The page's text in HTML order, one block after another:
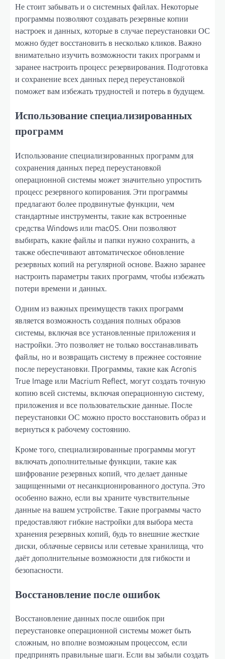
Не стоит забывать и о системных файлах. Некоторые
программы позволяют создавать резервные копии
настроек и данных, которые в случае переустановки ОС
можно будет восстановить в несколько кликов. Важно
внимательно изучить возможности таких программ и
заранее настроить процесс резервирования. Подготовка
и сохранение всех данных перед переустановкой
поможет вам избежать трудностей и потерь в будущем.
Использование специализированных
программ
Использование специализированных программ для
сохранения данных перед переустановкой
операционной системы может значительно упростить
процесс резервного копирования. Эти программы
предлагают более продвинутые функции, чем
стандартные инструменты, такие как встроенные
средства Windows или macOS. Они позволяют
выбирать, какие файлы и папки нужно сохранить, а
также обеспечивают автоматическое обновление
резервных копий на регулярной основе. Важно заранее
настроить параметры таких программ, чтобы избежать
потери времени и данных.
Одним из важных преимуществ таких программ
является возможность создания полных образов
системы, включая все установленные приложения и
настройки. Это позволяет не только восстанавливать
файлы, но и возвращать систему в прежнее состояние
после переустановки. Программы, такие как Acronis
True Image или Macrium Reflect, могут создать точную
копию всей системы, включая операционную систему,
приложения и все пользовательские данные. После
переустановки ОС можно просто восстановить образ и
вернуться к рабочему состоянию.
Кроме того, специализированные программы могут
включать дополнительные функции, такие как
шифрование резервных копий, что делает данные
защищенными от несанкционированного доступа. Это
особенно важно, если вы храните чувствительные
данные на вашем устройстве. Такие программы часто
предоставляют гибкие настройки для выбора места
хранения резервных копий, будь то внешние жесткие
диски, облачные сервисы или сетевые хранилища, что
даёт дополнительные возможности для гибкости и
безопасности.
Восстановление после ошибок
Восстановление данных после ошибок при
переустановке операционной системы может быть
сложным, но вполне возможным процессом, если
предпринять правильные шаги. Если вы забыли создать